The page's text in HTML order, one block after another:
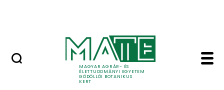
MAGYAR AGRÁR- ÉS
ÉLETTUDOMÁNYI EGYETEM
GÖDÖLLŐI BOTANIKUS
KERT
Tölgy 18 - Galéria -
Galéria